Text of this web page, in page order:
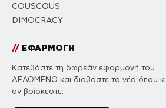
COUSCOUS
DIMOCRACY
//ΕΦΑΡΜΟΓΗ
Κατεβάστε τη δωρεάν εφαρμογή του
ΔΕΔΟΜΕΝΟ και διαβάστε τα νέα όπου κι
αν βρίσκεστε.